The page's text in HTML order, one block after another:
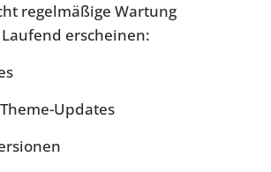
regelmäßige Wartung
erscheinen:
Updates